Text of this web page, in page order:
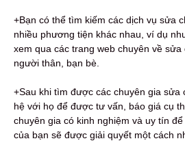
+Bạn có thể tìm kiếm các dịch vụ sửa
nhiều phương tiện khác nhau, ví dụ
xem qua các trang web chuyên về
người thân, bạn bè.
+Sau khi tìm được các chuyên gia sửa
hệ với họ để được tư vấn, báo giá cụ
chuyên gia có kinh nghiệm và uy tín
của bạn sẽ được giải quyết một cách